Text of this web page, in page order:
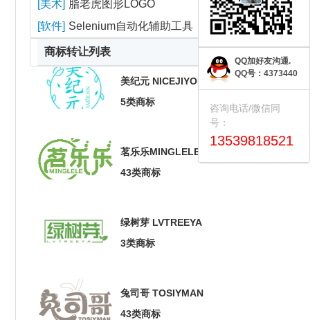
QQ加好友沟通.
QQ号：4373440
咨询电话/微信同
号：
13539818521
[美术] 脂老虎图形LOGO
[软件] Selenium自动化辅助工具
商标转让列表
美纪元 NICEJIYON
5类商标
茗乐乐MINGLELE
43类商标
绿树芽 LVTREEYA
3类商标
兔司哥 TOSIYMAN
43类商标